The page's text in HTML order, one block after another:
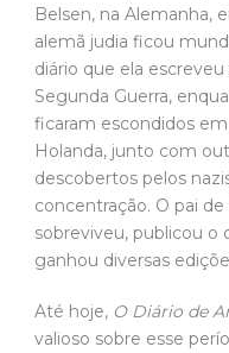
Belsen, na Alemanha,
alemã judia ficou
diário que ela
Segunda Guerra,
ficaram escondidos
Holanda, junto com
descobertos pelos
concentração. O pai
sobreviveu, publicou o
ganhou diversas
Até hoje, O Diário de
valioso sobre esse